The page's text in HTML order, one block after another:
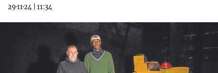
29·11·24
11:34